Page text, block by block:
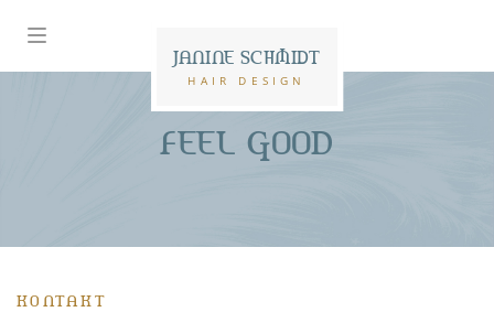
JANINE SCHMIDT
HAIR DESIGN
FEEL GOOD
KONTAKT